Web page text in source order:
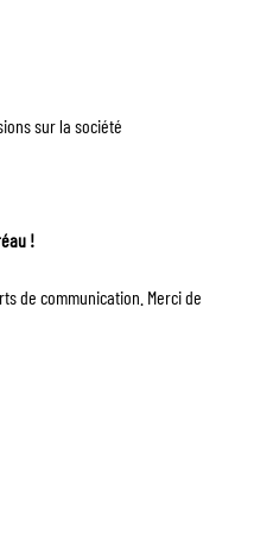
sur la société
!
de communication. Merci de